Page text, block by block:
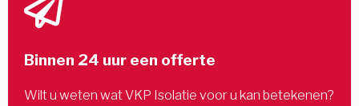
Binnen 24 uur een offerte
Wilt u weten wat VKP Isolatie voor u kan betekenen?